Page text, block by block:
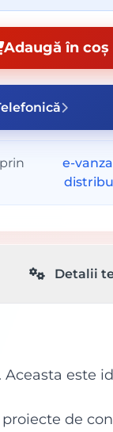
Adaugă în coș
e-
Detalii
este
de